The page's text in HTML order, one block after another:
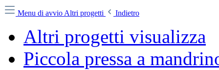
Menu di avvio Altri progetti Indietro
Altri progetti visualizza
Piccola pressa a